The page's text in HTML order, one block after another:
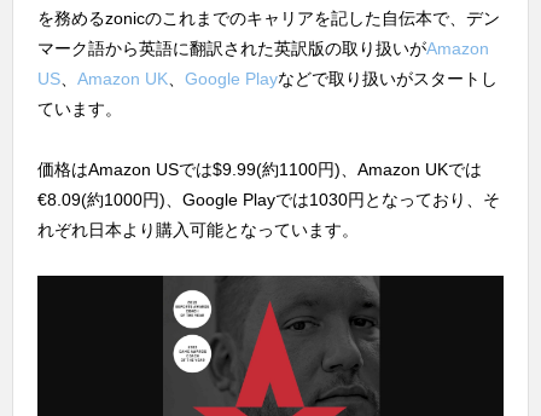
を務めるzonicのこれまでのキャリアを記した自伝本で、デン
マーク語から英語に翻訳された英訳版の取り扱いがAmazon
US
Amazon UK Google Playなどで取り扱いがスタートし
ています。
価格はAmazon USでは$9.99(約1100円)、Amazon UKでは
€8.09(約1000円)、Google Playでは1030円となっており、そ
れぞれ日本より購入可能となっています。